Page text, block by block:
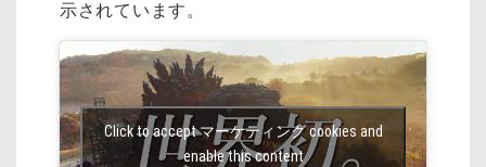
示されています。
Click to accept マーケティング cookies and
enable this content